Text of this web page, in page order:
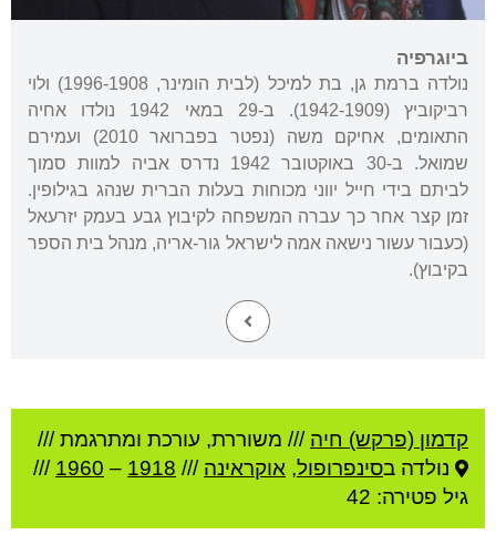
ביוגרפיה
נולדה ברמת גן, בת למיכל (לבית הומינר, 1996-1908) ולוי
רביקוביץ (1942-1909). ב-29 במאי 1942 נולדו אחיה
התאומים, אחיקם משה (נפטר בפברואר 2010) ועמירם
שמואל. ב-30 באוקטובר 1942 נדרס אביה למוות סמוך
לביתם בידי חייל יווני מכוחות בעלות הברית שנהג בגילופין.
זמן קצר אחר כך עברה המשפחה לקיבוץ גבע בעמק יזרעאל
(כעבור עשור נישאה אמה לישראל גור-אריה, מנהל בית הספר
בקיבוץ).
קדמון (פרקש) חיה /// משוררת, עורכת ומתרגמת ///
נולדה בסינפרופול, אוקראינה ///
1918
–
1960
///
גיל פטירה: 42